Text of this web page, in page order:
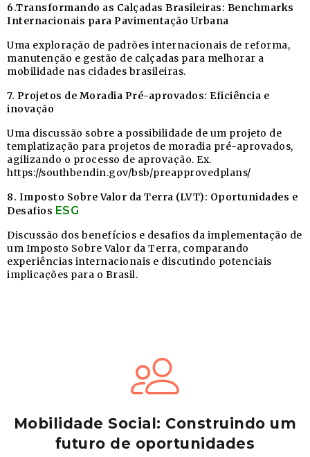
6.Transformando as Calçadas Brasileiras: Benchmarks
Internacionais para Pavimentação Urbana
Uma exploração de padrões internacionais de reforma,
manutenção e gestão de calçadas para melhorar a
mobilidade nas cidades brasileiras.
7. Projetos de Moradia Pré-aprovados: Eficiência e
inovação
Uma discussão sobre a possibilidade de um projeto de
templatização para projetos de moradia pré-aprovados,
agilizando o processo de aprovação. Ex.
https://southbendin.gov/bsb/preapprovedplans/
8. Imposto Sobre Valor da Terra (LVT): Oportunidades e
Desafios ESG
Discussão dos benefícios e desafios da implementação de
um Imposto Sobre Valor da Terra, comparando
experiências internacionais e discutindo potenciais
implicações para o Brasil.
Mobilidade Social: Construindo um
futuro de oportunidades